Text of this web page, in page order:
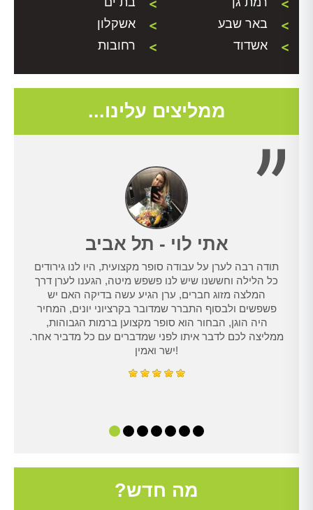
באר שבע
אשקלון
אשדוד
רחובות
ממליצים עלינו...
אתי לוי - תל אביב
תודה רבה לערן על עבודה סופר מקצועית, היו לנו גירודים
כל הלילה וחששנו שיש לנו פשפש מיטה, הגענו לערן דרך
המלצה מזוג חברים, ערן הגיע עשה בדיקה האם יש
פשפשים ולבסוף התברר שמדובר בקרציוני יונים, המחיר
היה הוגן, הבחור הוא סופר מקצוען ברמות הגבוהות,
ממליצה לכם לדבר איתו לפני שמדברים עם כל מדביר אחר.
ישר ואמין!
מה חדש?